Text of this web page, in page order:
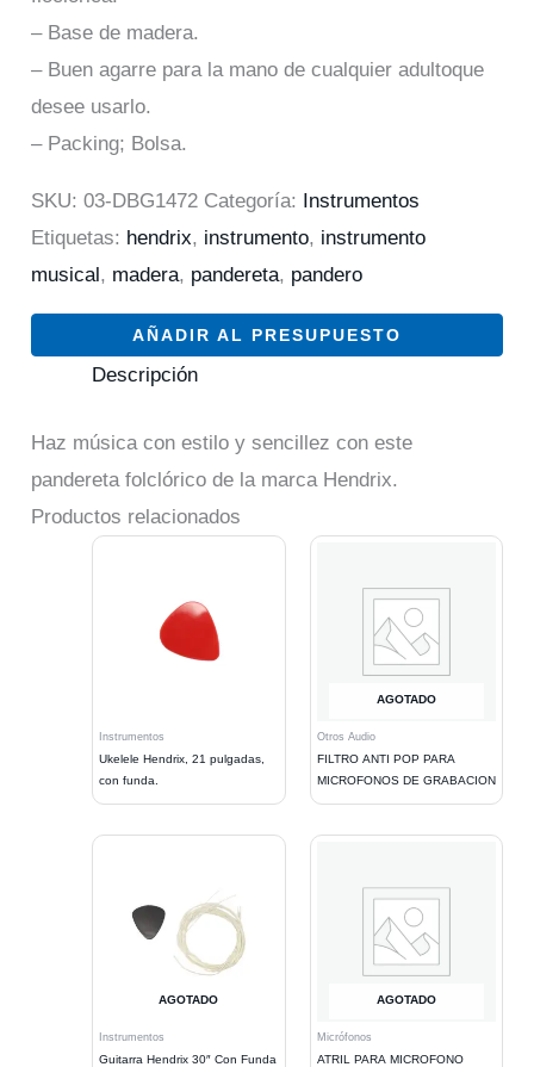
– Base de madera.
– Buen agarre para la mano de cualquier adultoque
desee usarlo.
– Packing; Bolsa.
SKU:03-DBG1472 Categoría: Instrumentos
Etiquetas: hendrix, instrumento, instrumento
musical, madera, pandereta, pandero
AÑADIR AL PRESUPUESTO
Descripción
Haz música con estilo y sencillez con este
pandereta folclórico de la marca Hendrix.
Productos relacionados
Instrumentos
Ukelele Hendrix, 21 pulgadas,
con funda.
AGOTADO
Otros Audio
FILTRO ANTI POP PARA
MICROFONOS DE GRABACION
AGOTADO
Instrumentos
Guitarra Hendrix 30″ Con Funda
AGOTADO
Micrófonos
ATRIL PARA MICROFONO